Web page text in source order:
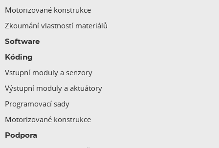
Motorizované konstrukce
Zkoumání vlastností materiálů
Software
Kóding
Vstupní moduly a senzory
Výstupní moduly a aktuátory
Programovací sady
Motorizované konstrukce
Podpora